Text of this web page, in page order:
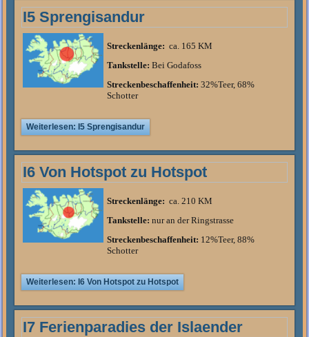
I5 Sprengisandur
Streckenlänge:ca. 165 KM
Tankstelle:Bei Godafoss
Streckenbeschaffenheit:32%Teer, 68%
Schotter
Weiterlesen: I5 Sprengisandur
I6 Von Hotspot zu Hotspot
Streckenlänge:ca. 210 KM
Tankstelle:nur an der Ringstrasse
Streckenbeschaffenheit: 12%Teer, 88%
Schotter
Weiterlesen: I6 Von Hotspot zu Hotspot
I7 Ferienparadies der Islaender